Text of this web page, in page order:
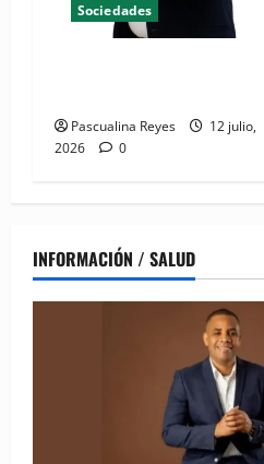
Sociedades
Pascualina Reyes
12 julio,
2026
0
INFORMACIÓN / SALUD